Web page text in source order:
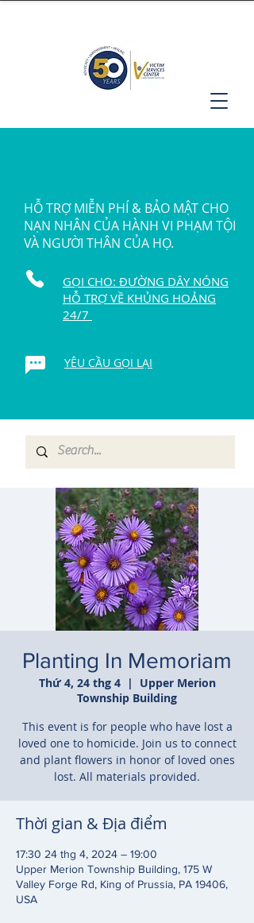
HỖ TRỢ MIỄN PHÍ & BẢO MẬT CHO
NẠN NHÂN CỦA HÀNH VI PHẠM TỘI
VÀ NGƯỜI THÂN CỦA HỌ.
GỌI CHO: ĐƯỜNG DÂY NÓNG
HỖ TRỢ VỀ KHỦNG HOẢNG
24/7
YÊU CẦU GỌI LẠI
Planting In Memoriam
Thứ 4, 24 thg 4
  |
Upper Merion
Township Building
This event is for people who have lost a
loved one to homicide. Join us to connect
and plant flowers in honor of loved ones
lost. All materials provided.
Thời gian & Địa điểm
17:30 24 thg 4, 2024 – 19:00
Upper Merion Township Building, 175 W
Valley Forge Rd, King of Prussia, PA 19406,
USA